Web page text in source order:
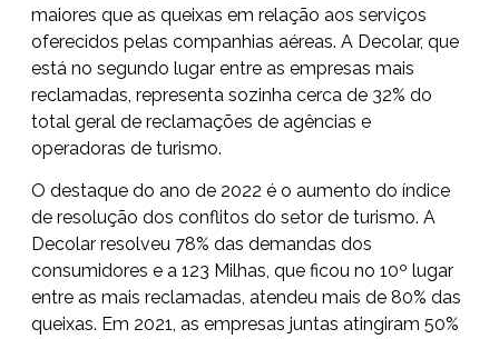
maiores que as queixas em relação aos serviços
oferecidos pelas companhias aéreas. A Decolar, que
está no segundo lugar entre as empresas mais
reclamadas, representa sozinha cerca de 32% do
total geral de reclamações de agências e
operadoras de turismo.
O destaque do ano de 2022 é o aumento do índice
de resolução dos conflitos do setor de turismo. A
Decolar resolveu 78% das demandas dos
consumidores e a 123 Milhas, que ficou no 10º lugar
entre as mais reclamadas, atendeu mais de 80% das
queixas. Em 2021, as empresas juntas atingiram 50%